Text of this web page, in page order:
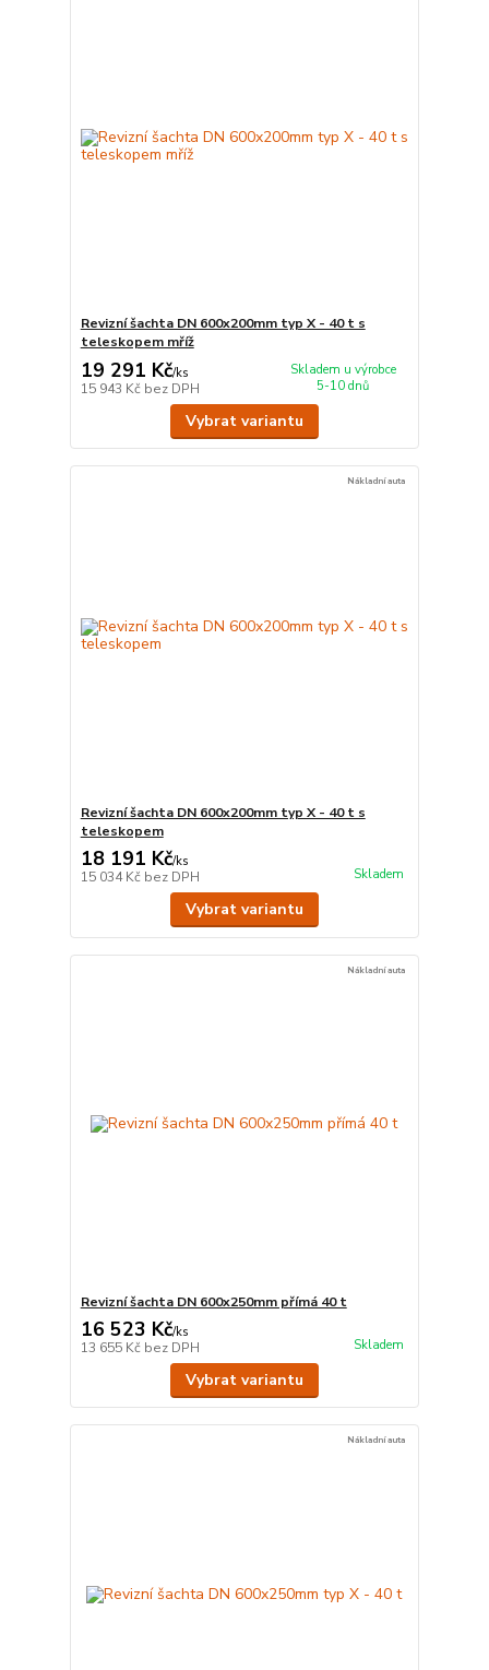
Revizní šachta DN 600x200mm typ X - 40 t s
teleskopem mříž
19 291 Kč/ks
15 943 Kč bez DPH
Skladem u výrobce
5-10 dnů
Vybrat variantu
Nákladní auta
Revizní šachta DN 600x200mm typ X - 40 t s
teleskopem
18 191 Kč/ks
15 034 Kč bez DPH Skladem
Vybrat variantu
Nákladní auta
Revizní šachta DN 600x250mm přímá 40 t
16 523 Kč/ks
13 655 Kč bez DPH Skladem
Vybrat variantu
Nákladní auta